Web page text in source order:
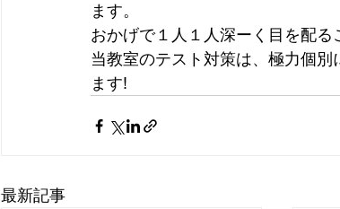
ます。
おかげで１人１人深ーく目を配る
当教室のテスト対策は、極力個
ます!
最新記事